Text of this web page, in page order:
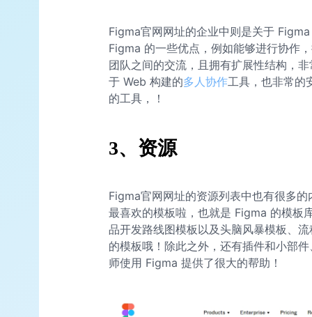
Figma官网网址的企业中则是关于
Figma 的一些优点，例如能够进行协作
团队之间的交流，且拥有扩展性结构，
于 Web 构建的多人协作工具，也非常的
的工具，！
3、资源
Figma官网网址的资源列表中也有很多
最喜欢的模板啦，也就是 Figma 的模板
品开发路线图模板以及头脑风暴模板、
的模板哦！除此之外，还有插件和小部
师使用 Figma 提供了很大的帮助！